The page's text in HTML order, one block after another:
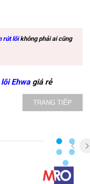
rút lõikhông phải ai cũng
Ehwagiá rẻ
TRANG TIẾP